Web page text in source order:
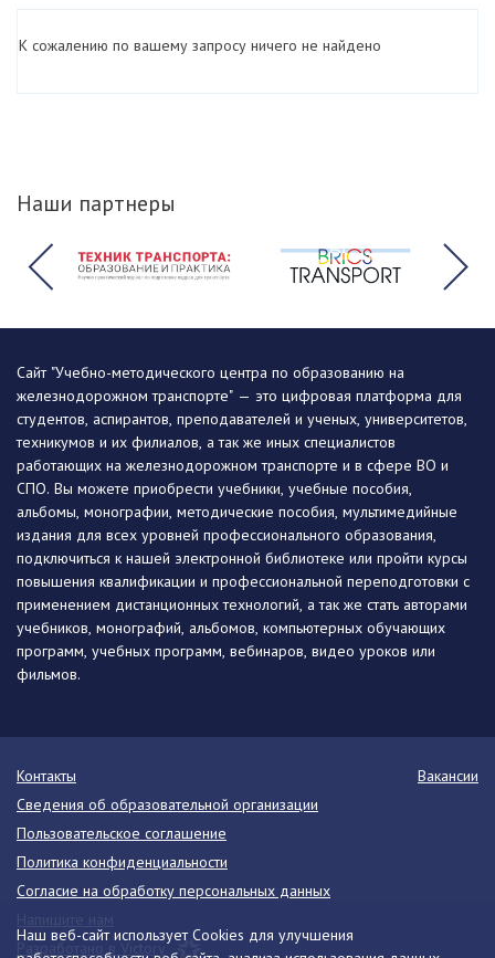
К сожалению по вашему запросу ничего не найдено
Наши партнеры
Наш веб-сайт использует Cookies для улучшения
Сайт "Учебно-методического центра по образованию на
железнодорожном транспорте" — это цифровая платформа для
студентов, аспирантов, преподавателей и ученых, университетов,
техникумов и их филиалов, а так же иных специалистов
работающих на железнодорожном транспорте и в сфере ВО и
СПО. Вы можете приобрести учебники, учебные пособия,
альбомы, монографии, методические пособия, мультимедийные
издания для всех уровней профессионального образования,
подключиться к нашей электронной библиотеке или пройти курсы
повышения квалификации и профессиональной переподготовки с
применением дистанционных технологий, а так же стать авторами
учебников, монографий, альбомов, компьютерных обучающих
программ, учебных программ, вебинаров, видео уроков или
фильмов.
Контакты
Вакансии
Сведения об образовательной организации
Пользовательское соглашение
Политика конфиденциальности
Согласие на обработку персональных данных
Разработано в Victory